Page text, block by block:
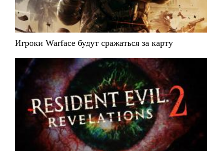
Игроки Warface будут сражаться за карту